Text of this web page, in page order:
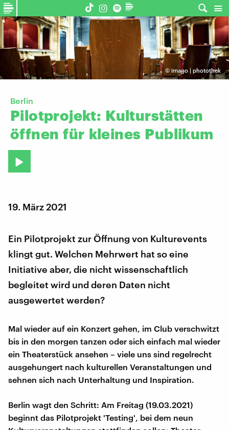
© imago | photothek
Berlin
Pilotprojekt: Kulturstätten
öffnen für kleines Publikum
19. März 2021
Ein Pilotprojekt zur Öffnung von Kulturevents
klingt gut. Welchen Mehrwert hat so eine
Initiative aber, die nicht wissenschaftlich
begleitet wird und deren Daten nicht
ausgewertet werden?
Mal wieder auf ein Konzert gehen, im Club verschwitzt
bis in den morgen tanzen oder sich einfach mal wieder
ein Theaterstück ansehen – viele uns sind regelrecht
ausgehungert nach kulturellen Veranstaltungen und
sehnen sich nach Unterhaltung und Inspiration.
Berlin wagt den Schritt: Am Freitag (19.03.2021)
beginnt das Pilotprojekt 'Testing', bei dem neun